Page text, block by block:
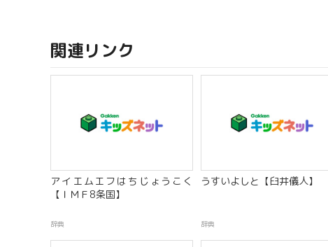
関連リンク
アイエムエフはちじょうこく
【ＩＭＦ8条国】
辞典
うすいよしと【臼井儀人】
辞典